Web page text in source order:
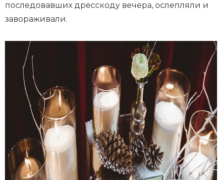
последовавших дресскоду вечера, ослепляли и
завораживали.